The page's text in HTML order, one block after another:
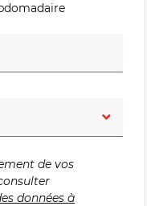
de vos
données à